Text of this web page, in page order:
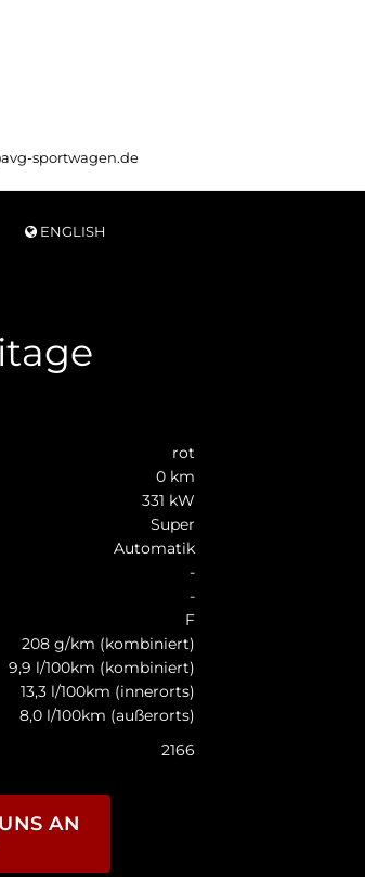
sportwagen.de
ENGLISH
rot
0 km
331 kW
Super
Automatik
-
-
F
208 g/km (kombiniert)
9,9 l/100km (kombiniert)
13,3 l/100km (innerorts)
8,0 l/100km (außerorts)
2166
AN